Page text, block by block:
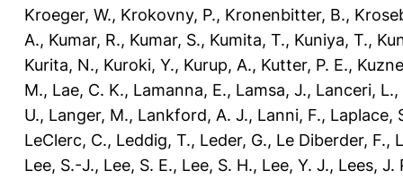
Kroeger, W., Krokovny, P., Kronenbitter, B.,
A., Kumar, R., Kumar, S., Kumita, T., Kuniya, T.,
Kurita, N., Kuroki, Y., Kurup, A., Kutter, P. E.,
M., Lae, C. K., Lamanna, E., Lamsa, J., Lanceri, L.,
U., Langer, M., Lankford, A. J., Lanni, F., Laplace,
LeClerc, C., Leddig, T., Leder, G., Le Diberder, F.,
Lee, S.-J., Lee, S. E., Lee, S. H., Lee, Y. J., Lees, J.